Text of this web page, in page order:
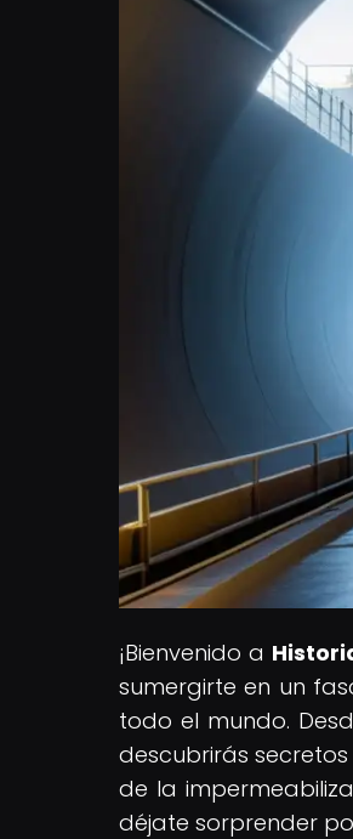
¡Bienvenido a
sumergirte en un
todo el mundo.
descubrirás
de la
déjate sorprender